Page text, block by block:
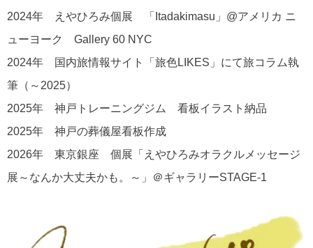
2024年 えやひろみ個展 「Itadakimasu」@アメリカ ニ
ューヨーク Gallery 60 NYC
2024年 国内旅情報サイト「旅色LIKES」にて旅コラム執
筆（～2025）
2025年 神戸トレーニングジム 看板イラスト納品
2025年 神戸の葬儀屋看板作成
2026年 東京銀座 個展「えやひろみオラクルメッセージ
展～なんか大丈夫かも。～」＠ギャラリーSTAGE-1